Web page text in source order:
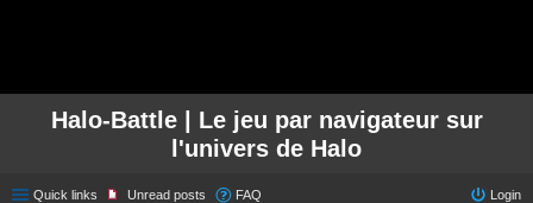
Halo-Battle | Le jeu par navigateur sur
l'univers de Halo
Quick links Unread posts FAQ Login